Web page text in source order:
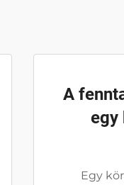
A
egy
Egy